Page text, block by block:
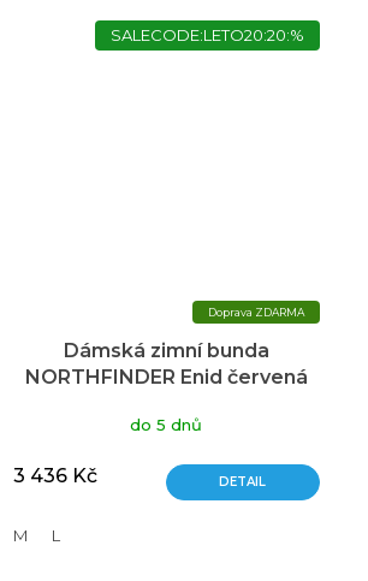
SALECODE:LETO20:20:%
ZDARMA
Dámská zimní bunda
NORTHFINDER Enid červená
do 5 dnů
3 436 Kč DETAIL
M L